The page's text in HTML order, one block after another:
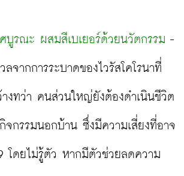
รณะ ผสมสีเบเยอร์ด้วยนวัตกรรม -
จากการระบาดของไวรัสโคโรนาที่
งทว่า คนส่วนใหญ่ยังต้องดำเนินชีวิต
จกรรมนอกบ้าน ซึ่งมีความเสี่ยงที่อาจ
โดยไม่รู้ตัว หากมีตัวช่วยลดความ